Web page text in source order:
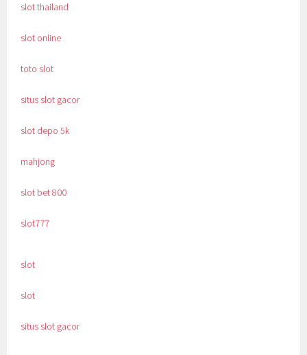
slot thailand
slot online
toto slot
situs slot gacor
slot depo 5k
mahjong
slot bet 800
slot777
slot
slot
situs slot gacor